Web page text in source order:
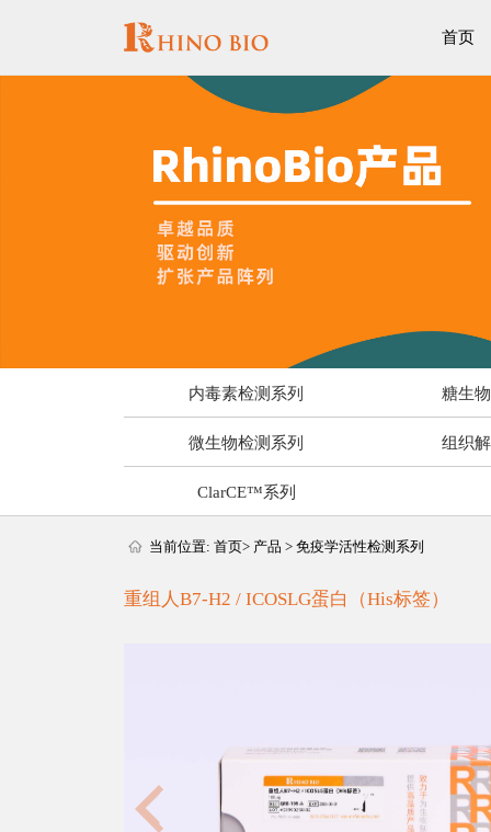
首页
内毒素检测系列 糖生
微生物检测系列 组织
ClarCE™系列
当前位置:首页> 产品 >免疫学活性检测系列
重组人B7-H2 / ICOSLG蛋白（His标签）